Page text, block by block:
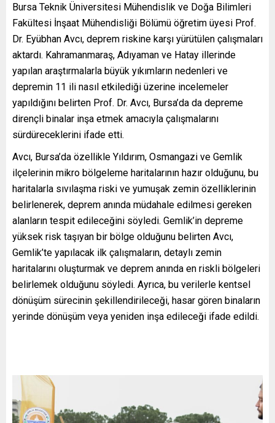
Bursa Teknik Üniversitesi Mühendislik ve Doğa Bilimleri
Fakültesi İnşaat Mühendisliği Bölümü öğretim üyesi Prof.
Dr. Eyübhan Avcı, deprem riskine karşı yürütülen çalışmaları
aktardı. Kahramanmaraş, Adıyaman ve Hatay illerinde
yapılan araştırmalarla büyük yıkımların nedenleri ve
depremin 11 ili nasıl etkilediği üzerine incelemeler
yapıldığını belirten Prof. Dr. Avcı, Bursa’da da depreme
dirençli binalar inşa etmek amacıyla çalışmalarını
sürdüreceklerini ifade etti.
Avcı, Bursa’da özellikle Yıldırım, Osmangazi ve Gemlik
ilçelerinin mikro bölgeleme haritalarının hazır olduğunu, bu
haritalarla sıvılaşma riski ve yumuşak zemin özelliklerinin
belirlenerek, deprem anında müdahale edilmesi gereken
alanların tespit edileceğini söyledi. Gemlik’in depreme
yüksek risk taşıyan bir bölge olduğunu belirten Avcı,
Gemlik’te yapılacak ilk çalışmaların, detaylı zemin
haritalarını oluşturmak ve deprem anında en riskli bölgeleri
belirlemek olduğunu söyledi. Ayrıca, bu verilerle kentsel
dönüşüm sürecinin şekillendirileceği, hasar gören binaların
yerinde dönüşüm veya yeniden inşa edileceği ifade edildi.